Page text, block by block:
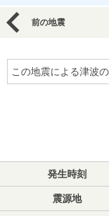
前の地震
この地震による津波
発生時刻
震源地